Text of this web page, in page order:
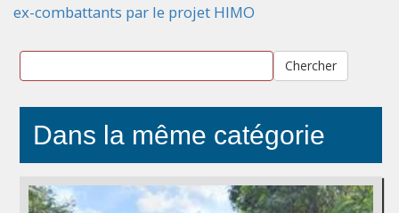
ex-combattants par le projet HIMO
Chercher
Dans la même catégorie